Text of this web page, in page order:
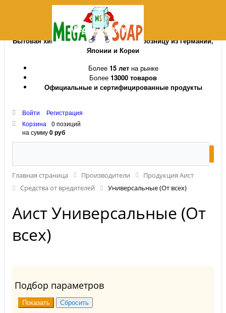
MegaSoap.ru
Бытовая химия и косметика оптом и в розницу из Германии,
Японии и Кореи
Более 15 летна рынке
Более 13000 товаров
Официальные и сертифицированные продукты
Войти
Регистрация
Корзина
0 позиций
на сумму0 руб
Главная страница Производители
Продукция Аист
Средства от вредителей
Универсальные (От всех)
Аист Универсальные (От
всех)
Подбор параметров